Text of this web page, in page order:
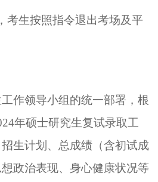
考生按照指令退出考场及平
作领导小组的统一部署， 根
年硕士研究生复试录取工
生计划、 总成绩 （含初试成
政治表现、身心健康状况等